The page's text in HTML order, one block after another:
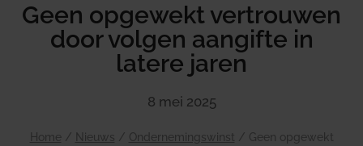
Geen opgewekt vertrouwen
door volgen aangifte in
latere jaren
8 mei 2025
Home / Nieuws / Ondernemingswinst / Geen opgewekt